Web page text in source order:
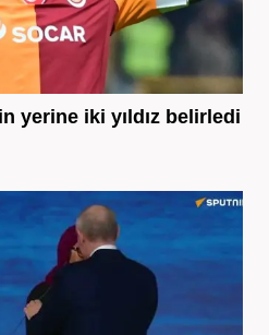
yerine iki yıldız belirledi